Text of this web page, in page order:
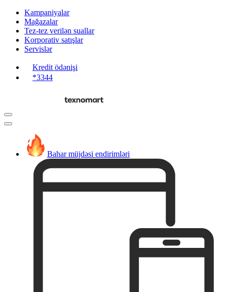
Kampaniyalar
Mağazalar
Tez-tez verilən suallar
Korporativ satışlar
Servislər
Kredit ödənişi
*3344
Bahar müjdəsi endirimləri